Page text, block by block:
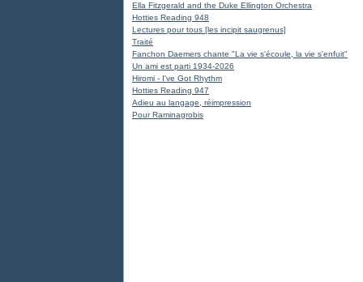
Ella Fitzgerald and the Duke Ellington Orchestra
Hotties Reading 948
Lectures pour tous [les incipit saugrenus]
Traité
Fanchon Daemers chante "La vie s'écoule, la vie s'enfuit"
Un ami est parti 1934-2026
Hiromi - I've Got Rhythm
Hotties Reading 947
Adieu au langage, réimpression
Pour Raminagrobis